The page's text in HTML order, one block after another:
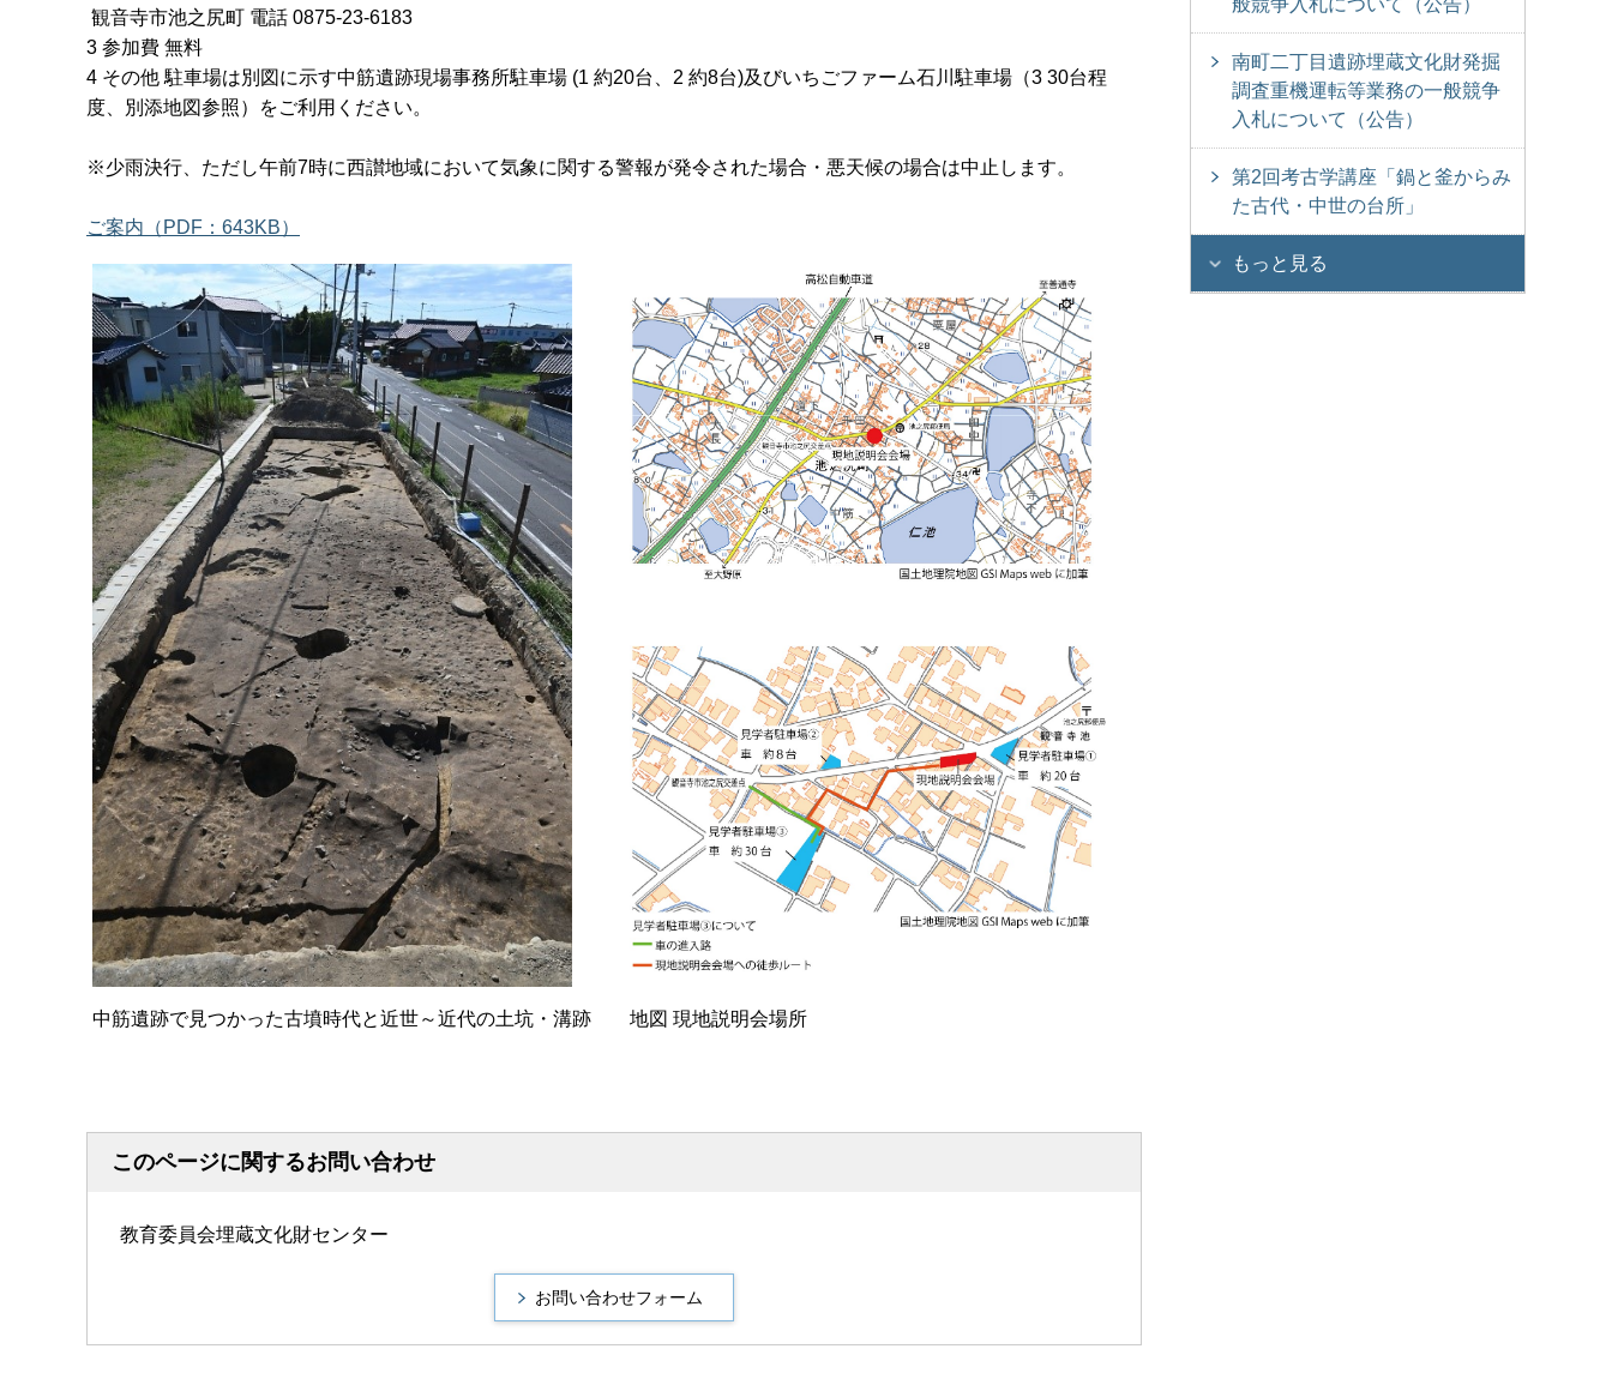
観音寺市池之尻町 電話 0875-23-6183
3 参加費 無料
4 その他 駐車場は別図に示す中筋遺跡現場事務所駐車場 (1 約20台、2 約8台)及びいちごファーム石川駐車場（3 30台程
度、別添地図参照）をご利用ください。
※少雨決行、ただし午前7時に西讃地域において気象に関する警報が発令された場合・悪天候の場合は中止します。
ご案内（PDF：643KB）
中筋遺跡で見つかった古墳時代と近世～近代の土坑・溝跡 地図 現地説明会場所
このページに関するお問い合わせ
教育委員会埋蔵文化財センター
般競争入札について（公告）
南町二丁目遺跡埋蔵文化財発掘
調査重機運転等業務の一般競争
入札について（公告）
第2回考古学講座「鍋と釜からみ
た古代・中世の台所」
もっと見る